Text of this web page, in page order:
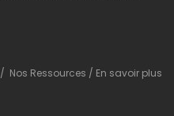
Nos Ressources / En savoir plus